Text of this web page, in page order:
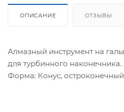
ОПИСАНИЕ ОТЗЫВЫ
Алмазный инструмент на
для турбинного наконечника.
Форма: Конус,